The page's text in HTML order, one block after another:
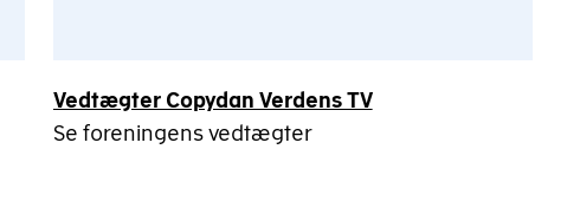
Vedtægter Copydan Verdens TV
Se foreningens vedtægter